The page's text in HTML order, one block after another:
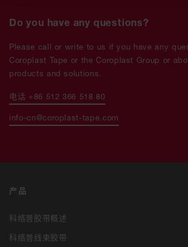
产品
科络普胶带概述
科络普线束胶带
Do you have any questions?
Please call or write to us if you have any
Coroplast Tape or the Coroplast Group or
products and solutions.
电话 +86 512 366 518 80
info-cn@coroplast-tape.com